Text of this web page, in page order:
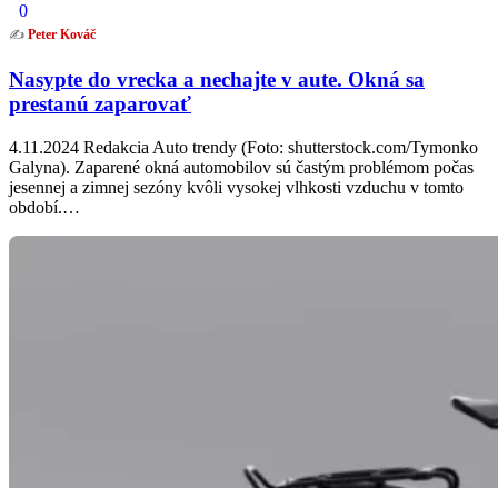
0
✍️ Peter Kováč
Nasypte do vrecka a nechajte v aute. Okná sa
prestanú zaparovať
4.11.2024 Redakcia Auto trendy (Foto: shutterstock.com/Tymonko
Galyna). Zaparené okná automobilov sú častým problémom počas
jesennej a zimnej sezóny kvôli vysokej vlhkosti vzduchu v tomto
období.…